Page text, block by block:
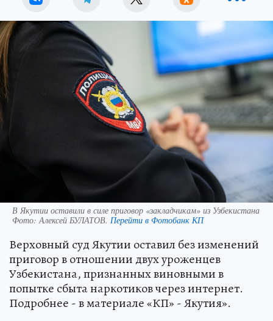
В Якутии оставили в силе приговор «закладчикам» из Узбекистана
Фото:Алексей БУЛАТОВ. Перейти в Фотобанк КП
Верховный суд Якутии оставил без изменений
приговор в отношении двух уроженцев
Узбекистана, признанных виновными в
попытке сбыта наркотиков через интернет.
Подробнее - в материале «КП» - Якутия».